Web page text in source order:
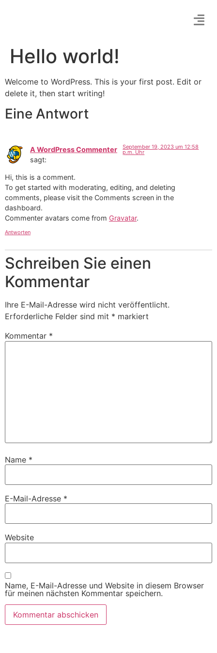
Hello world!
Welcome to WordPress. This is your first post. Edit or
delete it, then start writing!
Eine Antwort
A WordPress Commenter
sagt:
September 19, 2023 um 12:58
p.m. Uhr
Hi, this is a comment.
To get started with moderating, editing, and deleting
comments, please visit the Comments screen in the
dashboard.
Commenter avatars come from Gravatar.
Antworten
Schreiben Sie einen
Kommentar
Ihre E-Mail-Adresse wird nicht veröffentlicht.
Erforderliche Felder sind mit * markiert
Kommentar *
Name *
E-Mail-Adresse *
Website
Name, E-Mail-Adresse und Website in diesem Browser
für meinen nächsten Kommentar speichern.